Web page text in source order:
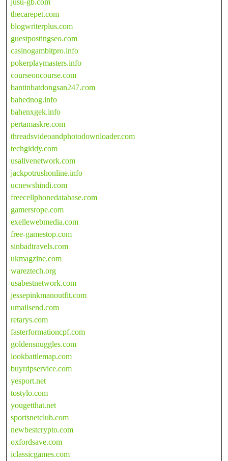
thecarepet.com
blogwriterplus.com
guestpostingseo.com
casinogambitpro.info
pokerplaymasters.info
courseoncourse.com
bantinbatdongsan247.com
bahednog.info
bahenxgek.info
pertamaskre.com
threadsvideoandphotodownloader.com
techgiddy.com
usalivenetwork.com
jackpotrushonline.info
ucnewshindi.com
freecellphonedatabase.com
gamersrope.com
exellewebmedia.com
free-gamestop.com
sinbadtravels.com
ukmagzine.com
wareztech.org
usabestnetwork.com
jessepinkmanoutfit.com
umailsend.com
retarys.com
fasterformationcpf.com
goldensnuggles.com
lookbattlemap.com
buyrdpservice.com
yesport.net
tostylo.com
yougetthat.net
sportsnetclub.com
newbestcrypto.com
oxfordsave.com
iclassicgames.com